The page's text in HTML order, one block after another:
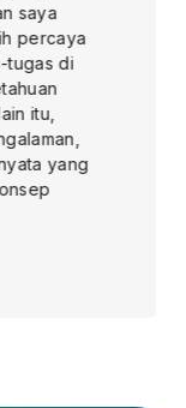
saya
percaya
di
itu,
yang